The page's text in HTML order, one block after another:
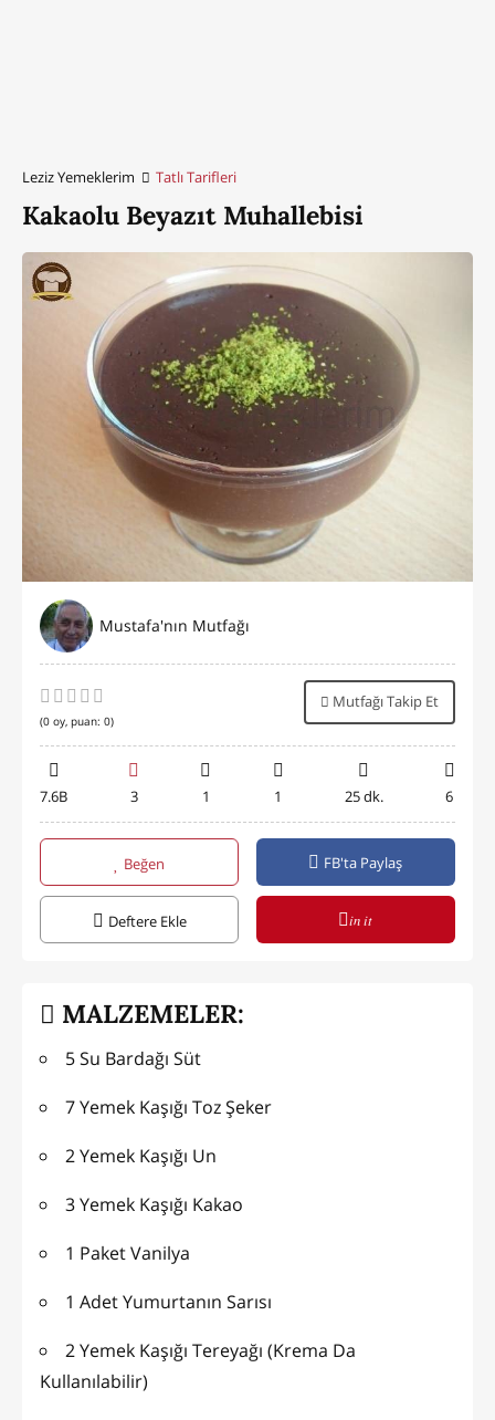
Leziz Yemeklerim Tatlı Tarifleri
Kakaolu Beyazıt Muhallebisi
Mustafa'nın Mutfağı
(0 oy, puan: 0)
Mutfağı Takip Et
7.6B 3 1 1 25 dk. 6
Beğen FB'ta Paylaş
Deftere Ekle in it
MALZEMELER:
5 Su Bardağı Süt
7 Yemek Kaşığı Toz Şeker
2 Yemek Kaşığı Un
3 Yemek Kaşığı Kakao
1 Paket Vanilya
1 Adet Yumurtanın Sarısı
2 Yemek Kaşığı Tereyağı (Krema Da
Kullanılabilir)